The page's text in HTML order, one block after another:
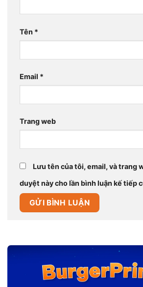
Tên *
Email *
Trang web
Lưu tên của tôi, email, và trang
duyệt này cho lần bình luận kế tiếp